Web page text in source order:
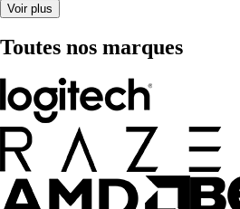
Voir plus
Toutes nos marques